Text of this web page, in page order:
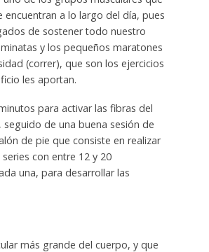
encuentran a lo largo del día, pues
de sostener todo nuestro
y los pequeños maratones
(correr), que son los ejercicios
les aportan.
para activar las fibras del
de una buena sesión de
de pie que consiste en realizar
con entre 12 y 20
una, para desarrollar las
más grande del cuerpo, y que